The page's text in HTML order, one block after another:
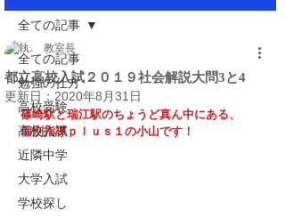
全ての記事
勉強の仕方
高校受験
高校入試
近隣中学
大学入試
学校探し
全ての記事
都立高校入試２０１９社会解説大問3と4
教室長
更新日： 2020年8月31日
篠崎駅と瑞江駅のちょうど真ん中にある、
個別指導ｐｌｕｓ１の小山です！